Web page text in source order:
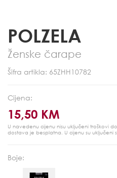
POLZELA
Ženske čarape
Šifra artikla: 65ZHH10782
Cijena:
15,50 KM
U navedenu cijenu nisu uključeni troškovi
dostava je besplatna. U cijenu su uključeni
Boje: